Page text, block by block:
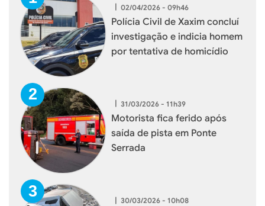
| 02/04/2026 - 09h46
Polícia Civil de Xaxim concluí
investigação e indicia homem
por tentativa de homicídio
31/03/2026 - 11h39
Motorista fica ferido após
saída de pista em Ponte
Serrada
| 30/03/2026 - 10h08